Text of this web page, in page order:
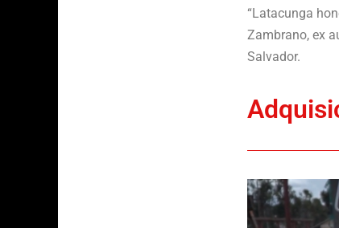
“Latacunga
Zambrano, ex
Salvador.